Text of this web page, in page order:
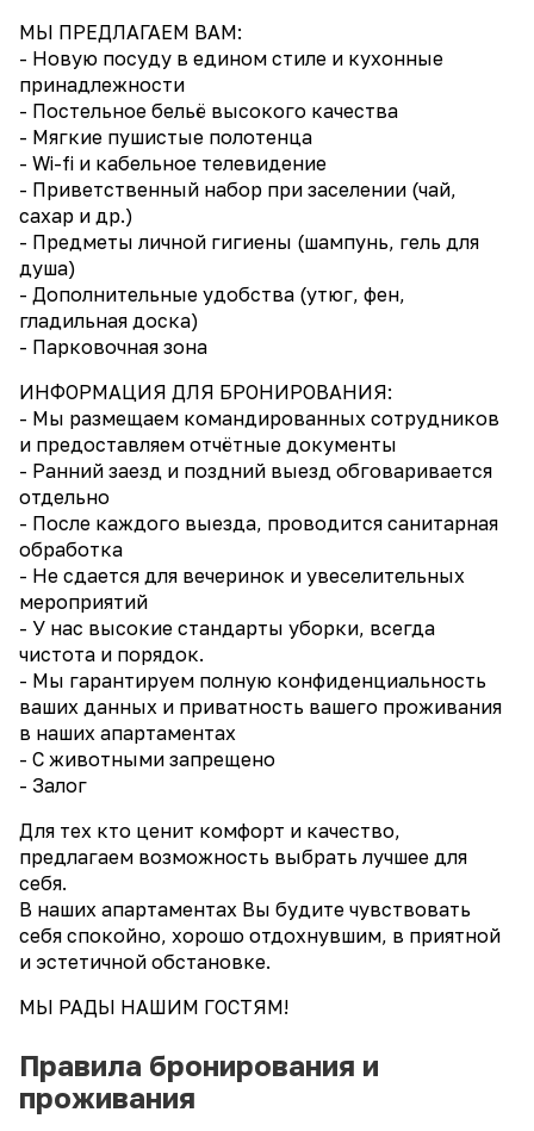
МЫ ПРЕДЛАГАЕМ ВАМ:
- Новую посуду в едином стиле и кухонные
принадлежности
- Постельное бельё высокого качества
- Мягкие пушистые полотенца
- Wi-fi и кабельное телевидение
- Приветственный набор при заселении (чай,
сахар и др.)
- Предметы личной гигиены (шампунь, гель для
душа)
- Дополнительные удобства (утюг, фен,
гладильная доска)
- Парковочная зона
ИНФОРМАЦИЯ ДЛЯ БРОНИРОВАНИЯ:
- Мы размещаем командированных сотрудников
и предоставляем отчётные документы
- Ранний заезд и поздний выезд обговаривается
отдельно
- После каждого выезда, проводится санитарная
обработка
- Не сдается для вечеринок и увеселительных
мероприятий
- У нас высокие стандарты уборки, всегда
чистота и порядок.
- Мы гарантируем полную конфиденциальность
ваших данных и приватность вашего проживания
в наших апартаментах
- С животными запрещено
- Залог
Для тех кто ценит комфорт и качество,
предлагаем возможность выбрать лучшее для
себя.
В наших апартаментах Вы будите чувствовать
себя спокойно, хорошо отдохнувшим, в приятной
и эстетичной обстановке.
МЫ РАДЫ НАШИМ ГОСТЯМ!
Правила бронирования и
проживания